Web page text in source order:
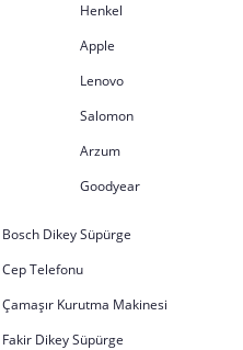
Henkel
Apple
Lenovo
Salomon
Arzum
Goodyear
Bosch Dikey Süpürge
Cep Telefonu
Çamaşır Kurutma Makinesi
Fakir Dikey Süpürge